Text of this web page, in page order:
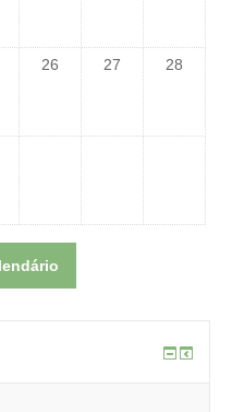
26 27 28